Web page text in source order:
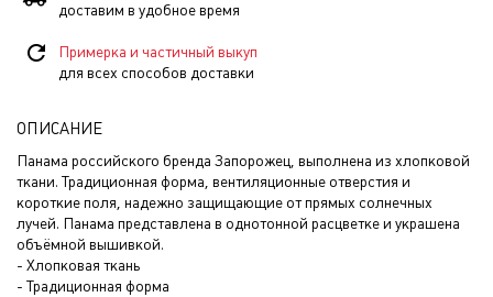
доставим в удобное время
Примерка и частичный выкуп
для всех способов доставки
ОПИСАНИЕ
Панама российского бренда Запорожец, выполнена из хлопковой
ткани. Традиционная форма, вентиляционные отверстия и
короткие поля, надежно защищающие от прямых солнечных
лучей. Панама представлена в однотонной расцветке и украшена
объёмной вышивкой.
- Хлопковая ткань
- Традиционная форма